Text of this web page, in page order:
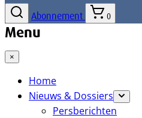
Abonnement 0
Menu
×
Home
Nieuws & Dossiers
Persberichten